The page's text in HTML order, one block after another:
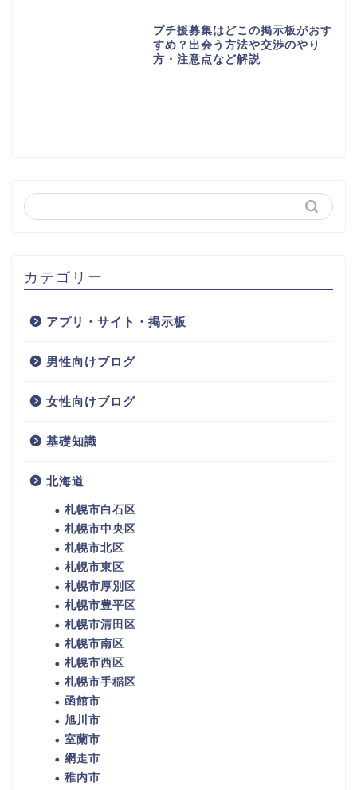
プチ援募集はどこの掲示板がおす
すめ？出会う方法や交渉のやり
方・注意点など解説
カテゴリー
アプリ・サイト・掲示板
男性向けブログ
女性向けブログ
基礎知識
北海道
札幌市白石区
札幌市中央区
札幌市北区
札幌市東区
札幌市厚別区
札幌市豊平区
札幌市清田区
札幌市南区
札幌市西区
札幌市手稲区
函館市
旭川市
室蘭市
網走市
稚内市